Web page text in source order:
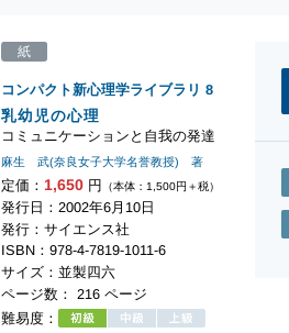
乳幼児の心理
コミュニケーションと自我の発達
コンパクト新心理学ライブラリ 8
麻生 武(奈良女子大学名誉教授) 著
定価： 1,650 円 （本体：1,500円＋税）
紙
発行日：2002年6月10日
発行：サイエンス社
ISBN：978-4-7819-1011-6
サイズ：並製四六
ページ数： 216 ページ
難易度：